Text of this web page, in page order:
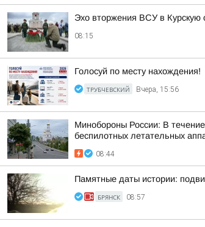
Эхо вторжения ВСУ в Курскую
08:15
Голосуй по месту нахождения!
ТРУБЧЕВСКИЙ Вчера, 15:56
Минобороны России: В
беспилотных летательных
08:44
Памятные даты истории:
БРЯНСК 08:57